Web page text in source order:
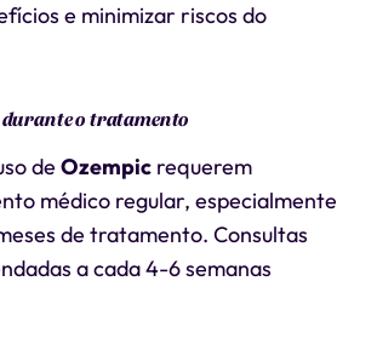
e minimizar riscos do
o tratamento
de Ozempic requerem
médico regular, especialmente
de tratamento. Consultas
a cada 4-6 semanas